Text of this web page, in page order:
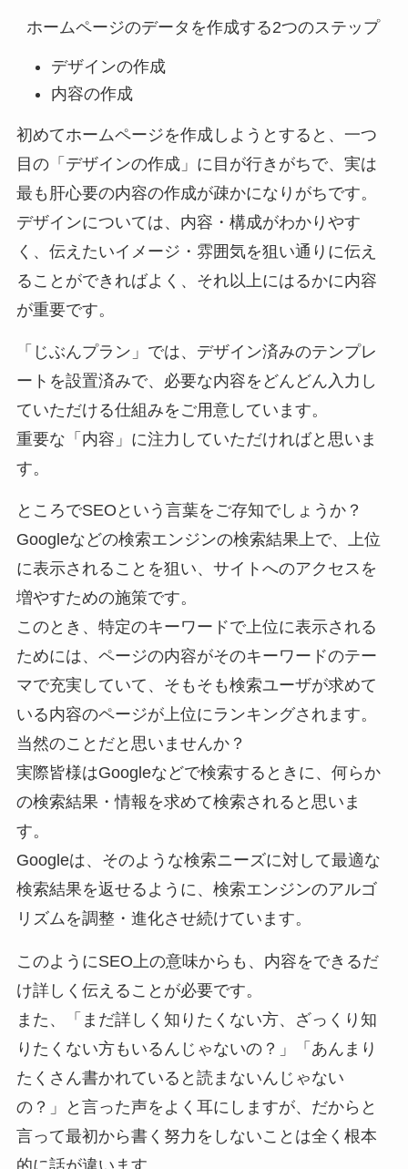
ホームページのデータを作成する2つのステップ
デザインの作成
内容の作成
初めてホームページを作成しようとすると、一つ
目の「デザインの作成」に目が行きがちで、実は
最も肝心要の内容の作成が疎かになりがちです。
デザインについては、内容・構成がわかりやす
く、伝えたいイメージ・雰囲気を狙い通りに伝え
ることができればよく、それ以上にはるかに内容
が重要です。
「じぶんプラン」では、デザイン済みのテンプレ
ートを設置済みで、必要な内容をどんどん入力し
ていただける仕組みをご用意しています。
重要な「内容」に注力していただければと思いま
す。
ところでSEOという言葉をご存知でしょうか？
Googleなどの検索エンジンの検索結果上で、上位
に表示されることを狙い、サイトへのアクセスを
増やすための施策です。
このとき、特定のキーワードで上位に表示される
ためには、ページの内容がそのキーワードのテー
マで充実していて、そもそも検索ユーザが求めて
いる内容のページが上位にランキングされます。
当然のことだと思いませんか？
実際皆様はGoogleなどで検索するときに、何らか
の検索結果・情報を求めて検索されると思いま
す。
Googleは、そのような検索ニーズに対して最適な
検索結果を返せるように、検索エンジンのアルゴ
リズムを調整・進化させ続けています。
このようにSEO上の意味からも、内容をできるだ
け詳しく伝えることが必要です。
また、「まだ詳しく知りたくない方、ざっくり知
りたくない方もいるんじゃないの？」「あんまり
たくさん書かれていると読まないんじゃない
の？」と言った声をよく耳にしますが、だからと
言って最初から書く努力をしないことは全く根本
的に話が違います。